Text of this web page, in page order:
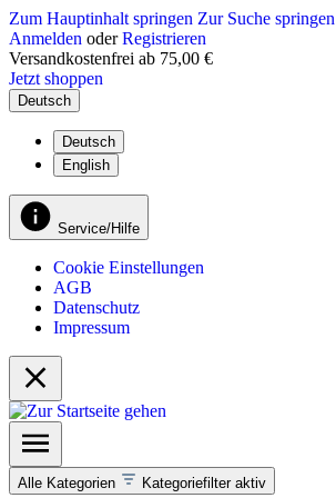
Zum Hauptinhalt springen Zur Suche springen
Anmelden oder Registrieren
Versandkostenfrei ab 75,00 €
Jetzt shoppen
Deutsch
Deutsch
English
Service/Hilfe
Cookie Einstellungen
AGB
Datenschutz
Impressum
Alle Kategorien Kategoriefilter aktiv